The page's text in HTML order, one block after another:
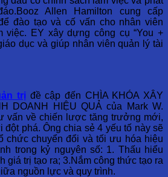
Allen Hamilton cung cấp
đào tạo và cố vấn cho nhân viên
việc. EY xây dựng công cụ “You +
dục và giúp nhân viên quản lý tài
trịđề cập đến CHÌA KHÓA XÂY
DOANH HIỆU QUẢ của Mark W.
vấn về chiến lược tăng trưởng mới,
phá. Ông chia sẻ 4 yếu tố này sẽ
chức chuyển đổi và tối ưu hóa hiệu
trong kỷ nguyên số: 1. Thấu hiểu
giá trị tạo ra; 3.Nắm công thức tạo ra
nguồn lực và quy trình.